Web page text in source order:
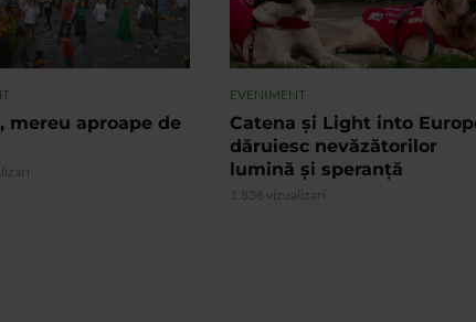
mereu aproape de
EVENIMENT
Catena și Light into
dăruiesc nevăzătorilor
lumină și speranță
1.836 vizualizari